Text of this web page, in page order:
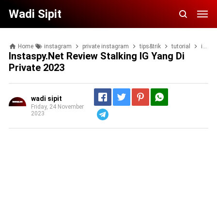
Wadi Sipit
Home instagram private instagram tips&trik tutorial instaspy.net Review stalking IG yang di private 2023
Instaspy.net Review Stalking IG Yang Di
Private 2023
wadi sipit
Friday, 24 November
2023